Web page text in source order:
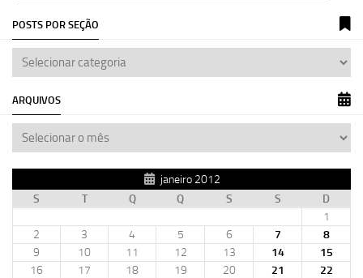
POSTS POR SEÇÃO
ARQUIVOS
janeiro 2012
S
T Q Q S S
D
1
2
3 4 5 6 7
8
9
10 11 12 13 14
15
16
17 18 19 20 21
22